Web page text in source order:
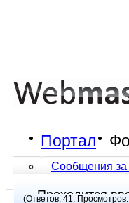
Портал
Сообщения за
Все разделы
Проходится
(Ответов: 41,